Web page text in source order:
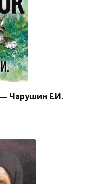
Чарушин Е.И.